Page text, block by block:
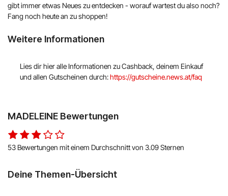
gibt immer etwas Neues zu entdecken - worauf wartest du also noch?
Fang noch heute an zu shoppen!
Weitere Informationen
Lies dir hier alle Informationen zu Cashback, deinem Einkauf
und allen Gutscheinen durch:https://gutscheine.news.at/faq
MADELEINE Bewertungen
53 Bewertungen mit einem Durchschnitt von 3.09 Sternen
Deine Themen-Übersicht